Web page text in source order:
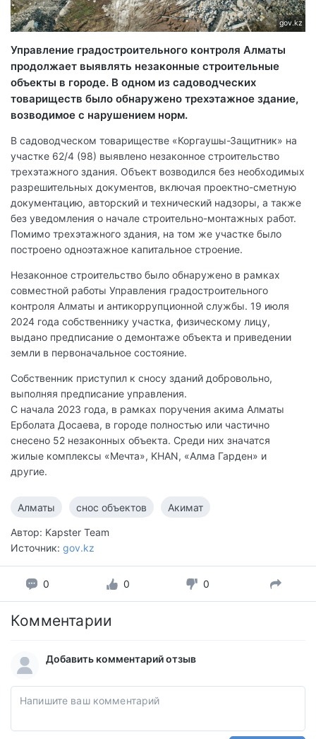
gov.kz
Управление градостроительного контроля Алматы
продолжает выявлять незаконные строительные
объекты в городе. В одном из садоводческих
товариществ было обнаружено трехэтажное здание,
возводимое с нарушением норм.
В садоводческом товариществе «Коргаушы-Защитник» на
участке 62/4 (98) выявлено незаконное строительство
трехэтажного здания. Объект возводился без необходимых
разрешительных документов, включая проектно-сметную
документацию, авторский и технический надзоры, а также
без уведомления о начале строительно-монтажных работ.
Помимо трехэтажного здания, на том же участке было
построено одноэтажное капитальное строение.
Незаконное строительство было обнаружено в рамках
совместной работы Управления градостроительного
контроля Алматы и антикоррупционной службы. 19 июля
2024 года собственнику участка, физическому лицу,
выдано предписание о демонтаже объекта и приведении
земли в первоначальное состояние.
Собственник приступил к сносу зданий добровольно,
выполняя предписание управления.
С начала 2023 года, в рамках поручения акима Алматы
Ерболата Досаева, в городе полностью или частично
снесено 52 незаконных объекта. Среди них значатся
жилые комплексы «Мечта», KHAN, «Алма Гарден» и
другие.
Алматы снос объектов Акимат
Автор: Kapster Team
Источник: gov.kz
0 0 0
Комментарии
Добавить комментарий отзыв